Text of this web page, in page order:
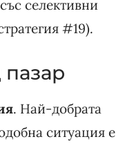
селективни
#19).
. Най-добрата
ситуация е